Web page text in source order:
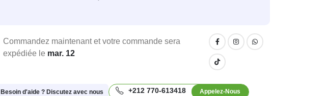
Commandez maintenant et votre commande sera
expédiée le mar. 12
Besoin d'aide ? Discutez avec nous +212 770-613418 Appelez-Nous